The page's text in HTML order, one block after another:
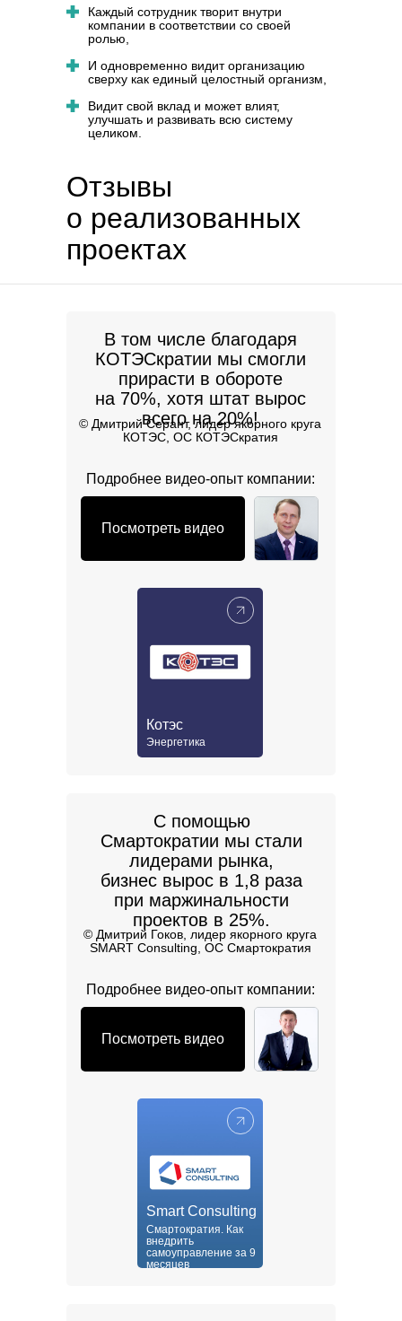
Каждый сотрудник творит внутри
компании в соответствии со своей
ролью,
И одновременно видит организацию
сверху как единый целостный организм,
Видит свой вклад и может влият,
улучшать и развивать всю систему
целиком.
Отзывы
о реализованных
проектах
Котэс
Энергетика
В том числе благодаря
КОТЭСкратии мы смогли
прирасти в обороте
на 70%, хотя штат вырос
всего на 20%!
©️ Дмитрий Серант, лидер якорного круга
КОТЭС, ОС КОТЭСкратия
Подробнее видео-опыт компании:
Посмотреть видео
Посмотреть видео
Подробнее видео-опыт компании:
©️ Дмитрий Гоков, лидер якорного круга
SMART Consulting, ОС Смартократия
С помощью
Cмартократии мы стали
лидерами рынка,
бизнес вырос в 1,8 раза
при маржинальности
проектов в 25%.
Смартократия. Как
внедрить
самоуправление за 9
месяцев
Smart Consulting